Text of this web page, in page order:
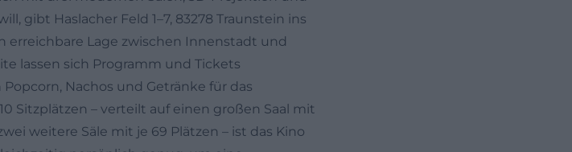
gibt Haslacher Feld 1–7, 83278 Traunstein ins
erreichbare Lage zwischen Innenstadt und
lassen sich Programm und Tickets
Nachos und Getränke für das
Sitzplätzen – verteilt auf einen großen Saal mit
weitere Säle mit je 69 Plätzen – ist das Kino